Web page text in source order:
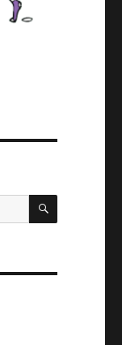
SÖK